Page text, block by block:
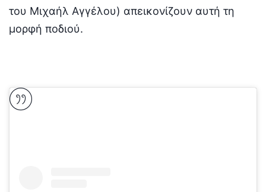
του Μιχαήλ Αγγέλου) απεικονίζουν αυτή τη
μορφή ποδιού.